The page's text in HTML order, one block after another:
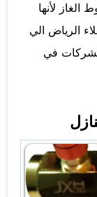
لأنها
الرياض الي
في